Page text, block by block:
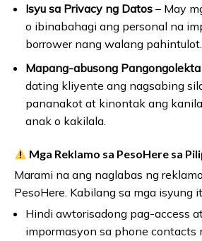
Isyu sa Privacy ng Datos– May
o ibinabahagi ang personal na
borrower nang walang pahintulot.
Mapang-abusong Pangongolekta
dating kliyente ang nagsabing
pananakot at kinontak ang
anak o kakilala.
Mga Reklamo sa PesoHere sa
Marami na ang naglabas ng
PesoHere. Kabilang sa mga isyung
Hindi awtorisadong pag-access
impormasyon sa phone contacts